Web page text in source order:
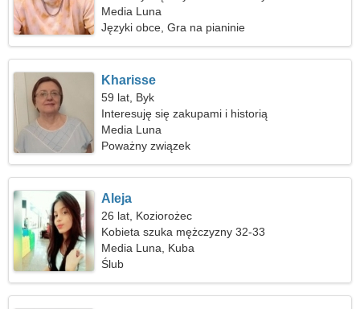
Media Luna
Języki obce, Gra na pianinie
Kharisse
59 lat, Byk
Interesuję się zakupami i historią
Media Luna
Poważny związek
Aleja
26 lat, Koziorożec
Kobieta szuka mężczyzny 32-33
Media Luna, Kuba
Ślub